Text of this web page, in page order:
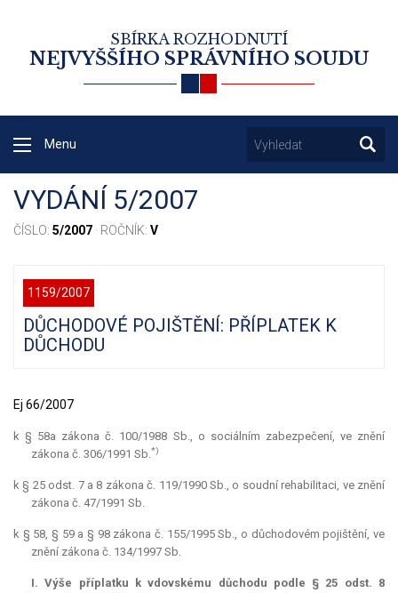
SBÍRKA ROZHODNUTÍ
NEJVYŠŠÍHO SPRÁVNÍHO SOUDU
Menu
VYDÁNÍ 5/2007
ČÍSLO: 5/2007 · ROČNÍK: V
1159/2007
DŮCHODOVÉ POJIŠTĚNÍ: PŘÍPLATEK K
DŮCHODU
Ej 66/2007
k § 58a zákona č. 100/1988 Sb., o sociálním zabezpečení, ve znění
zákona č. 306/1991 Sb.*)
k § 25 odst. 7 a 8 zákona č. 119/1990 Sb., o soudní rehabilitaci, ve znění
zákona č. 47/1991 Sb.
k § 58, § 59 a § 98 zákona č. 155/1995 Sb., o důchodovém pojištění, ve
znění zákona č. 134/1997 Sb.
I. Výše příplatku k vdovskému důchodu podle § 25 odst. 8